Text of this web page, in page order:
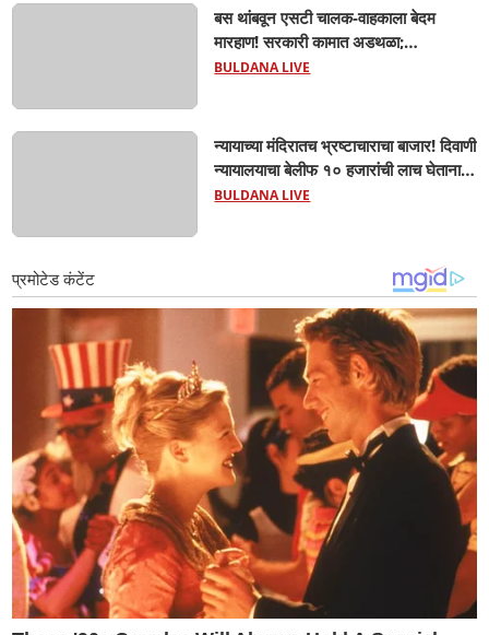
बस थांबवून एसटी चालक-वाहकाला बेदम
मारहाण! सरकारी कामात अडथळा;
प्रवाशांसमोर धिंगाणा घालणाऱ्या तिघांविरुद्ध
BULDANA LIVE
न्यायाच्या मंदिरातच भ्रष्टाचाराचा बाजार! दिवाणी
न्यायालयाचा बेलीफ १० हजारांची लाच घेताना
एसीबीच्या जाळ्यात; मेहकरात खळबळ!
BULDANA LIVE